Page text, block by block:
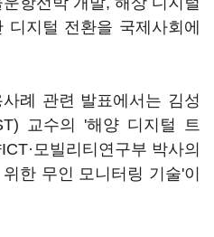
지털 전환을 국제사회에
례 관련 발표에서는 김성
교수의 '해양 디지털 트
모빌리티연구부 박사의
한 무인 모니터링 기술'이